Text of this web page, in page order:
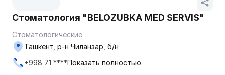
Стоматология "BELOZUBKA MED SERVIS"
Стоматологические
Ташкент, р-н Чиланзар, б/н
+998 71 ****Показать полностью